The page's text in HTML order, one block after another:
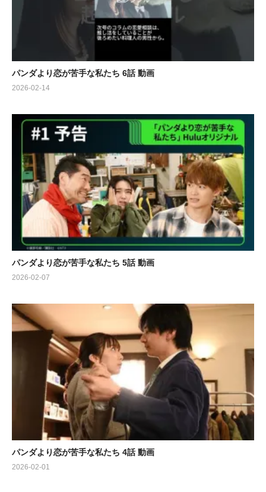
パンダより恋が苦手な私たち 6話 動画
2026-02-14
パンダより恋が苦手な私たち 5話 動画
2026-02-07
パンダより恋が苦手な私たち 4話 動画
2026-02-01